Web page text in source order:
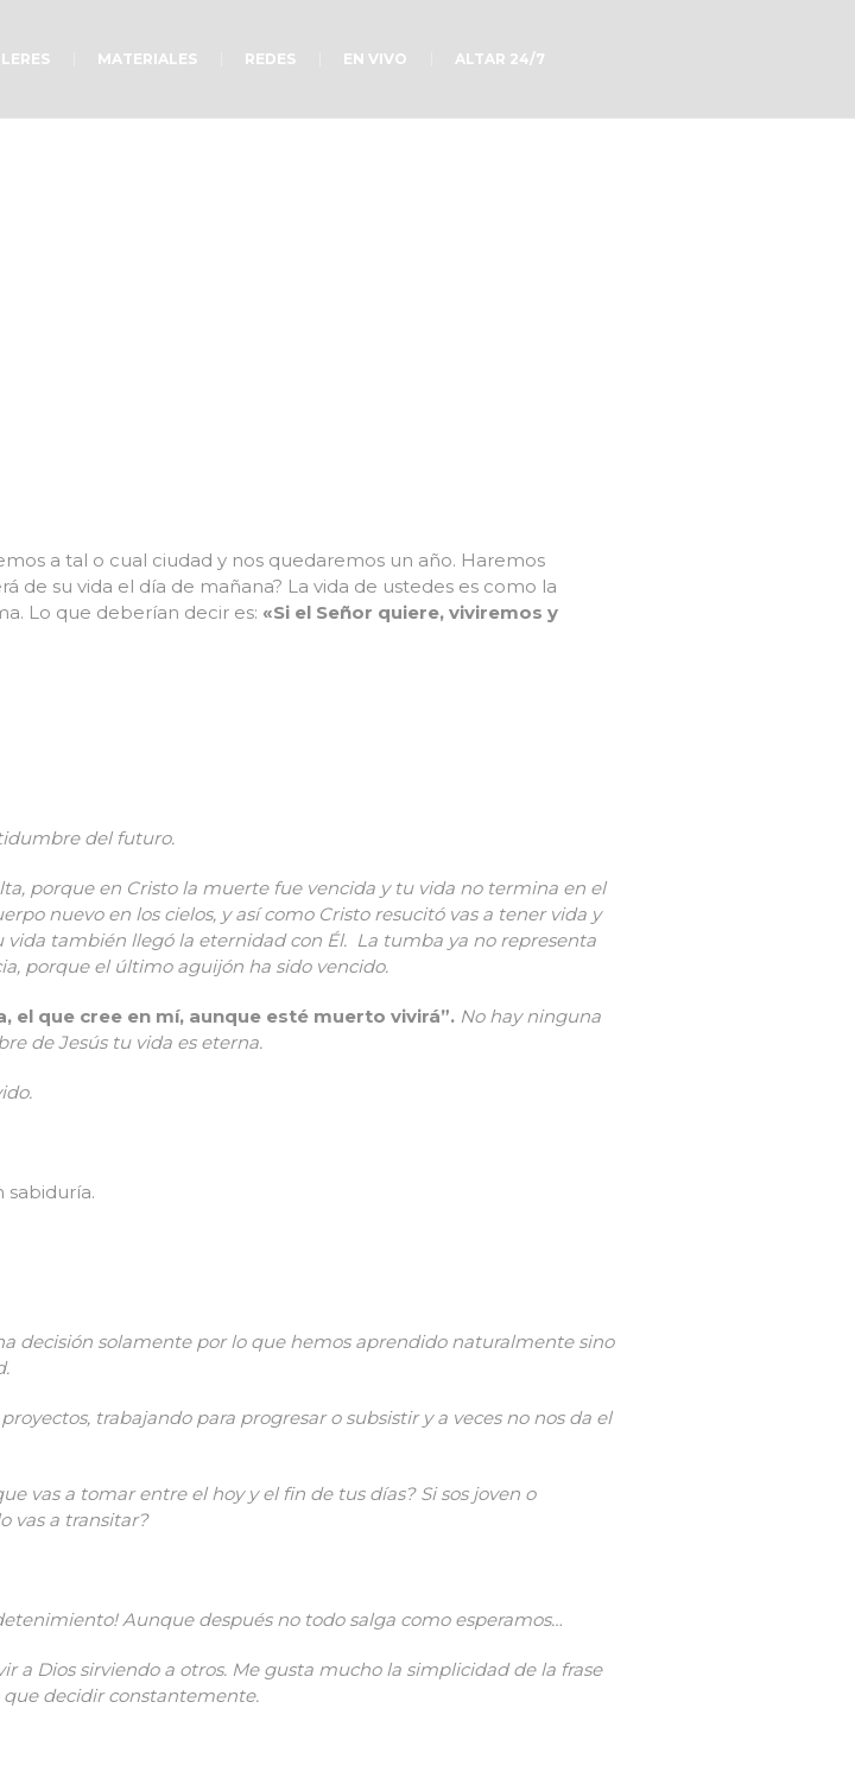
MATERIALES REDES EN VIVO ALTAR 24/7
a tal o cual ciudad y nos quedaremos un año. Haremos
de su vida el día de mañana? La vida de ustedes es como la
Lo que deberían decir es: «Si el Señor quiere, viviremos y
del futuro.
porque en Cristo la muerte fue vencida y tu vida no termina en el
nuevo en los cielos, y así como Cristo resucitó vas a tener vida y
vida también llegó la eternidad con Él. La tumba ya no representa
porque el último aguijón ha sido vencido.
el que cree en mí, aunque esté muerto vivirá”. No hay ninguna
de Jesús tu vida es eterna.
sabiduría.
decisión solamente por lo que hemos aprendido naturalmente sino
trabajando para progresar o subsistir y a veces no nos da el
vas a tomar entre el hoy y el fin de tus días? Si sos joven o
vas a transitar?
Aunque después no todo salga como esperamos…
a Dios sirviendo a otros. Me gusta mucho la simplicidad de la frase
decidir constantemente.